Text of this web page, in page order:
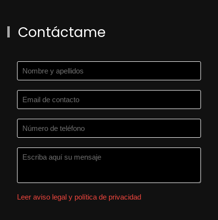
Contáctame
Leer aviso legal y política de privacidad